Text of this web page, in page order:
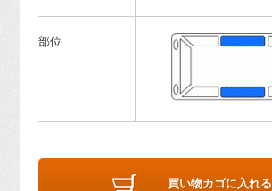
部位
買い物カゴに入れる